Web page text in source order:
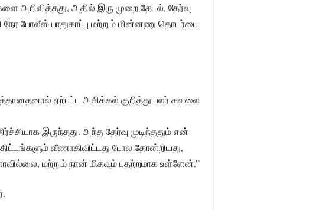
அறிவித்தது, அதில் இரு முறை தேடல், தேர்வு
நேர போலீஸ் பாதுகாப்பு மற்றும் மின்னணு தொடர்பை
ஏற்பட்ட அசிக்கல் குறித்து பலர் கவலை
இருந்தது. அந்த தேர்வு முடிந்ததும் என்
வீணாகிவிட்டது போல தோன்றியது,
மற்றும் நான் மிகவும் பதற்றமாக உள்ளேன்.”